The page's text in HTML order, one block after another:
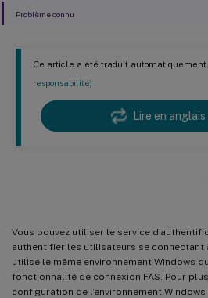
Ce article a été traduit automatiquement.
responsabilité)
Lire en anglais
Vous pouvez utiliser le service
authentifier les utilisateurs se connectant
utilise le même environnement Windows
fonctionnalité de connexion FAS. Pour
configuration de l’environnement
Problème connu